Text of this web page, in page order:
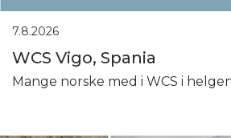
7.8.2026
WCS Vigo, Spania
Mange norske med i WCS i